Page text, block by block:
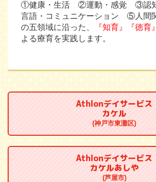
①健康・生活 ②運動・感覚 ③認
言語・コミュニケーション ⑤人間
の五領域に沿った、
『知育』『徳育
よる療育を実践します。
Athlonデイサービス
カケル
(神戸市東灘区)
Athlonデイサービス
カケルあしや
(芦屋市)